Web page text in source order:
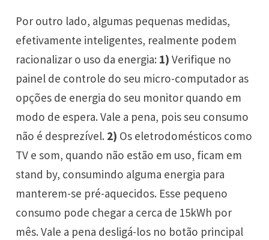
Por outro lado, algumas pequenas medidas,
efetivamente inteligentes, realmente podem
racionalizar o uso da energia: 1) Verifique no
painel de controle do seu micro-computador as
opções de energia do seu monitor quando em
modo de espera. Vale a pena, pois seu consumo
não é desprezível. 2) Os eletrodomésticos como
TV e som, quando não estão em uso, ficam em
stand by, consumindo alguma energia para
manterem-se pré-aquecidos. Esse pequeno
consumo pode chegar a cerca de 15kWh por
mês. Vale a pena desligá-los no botão principal